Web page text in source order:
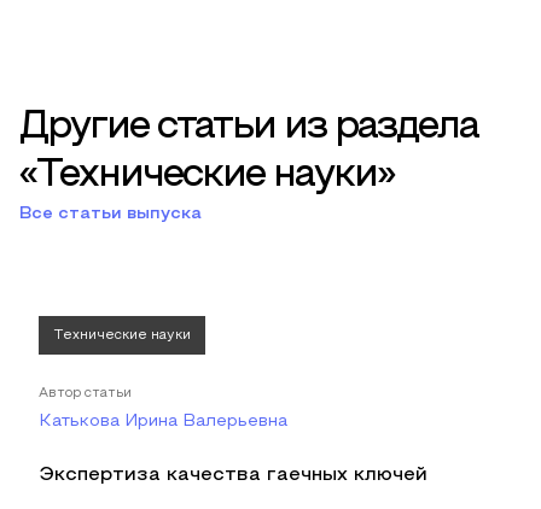
Другие статьи из раздела
«Технические науки»
Все статьи выпуска
Технические науки
Автор статьи
Катькова Ирина Валерьевна
Экспертиза качества гаечных ключей